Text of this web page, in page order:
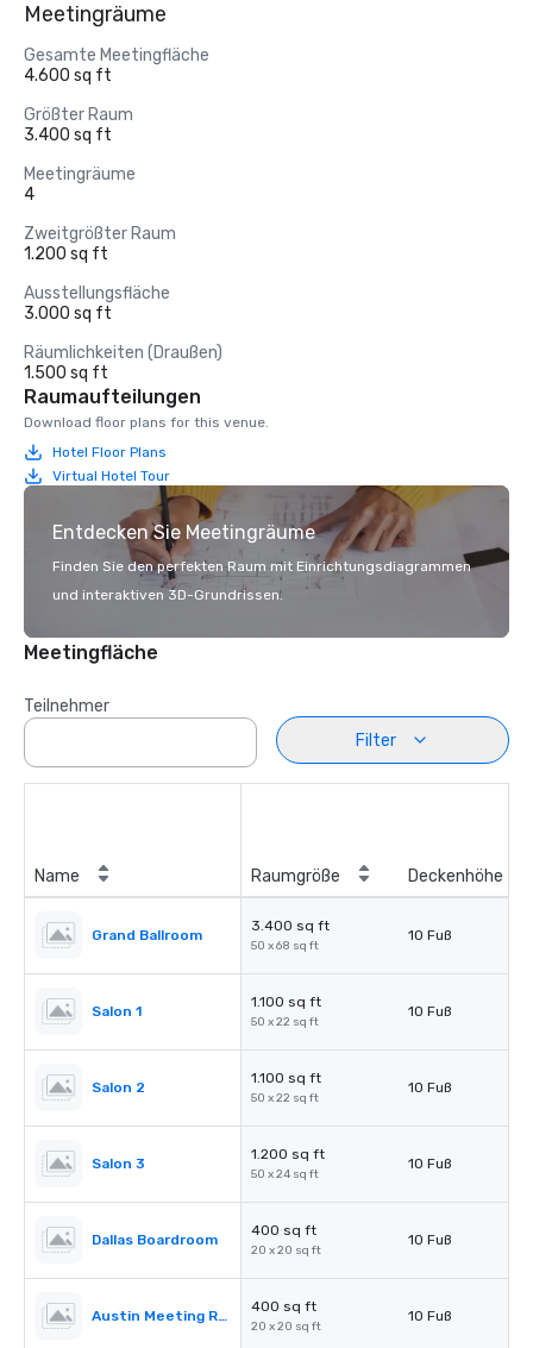
Meetingräume
Gesamte Meetingfläche
4.600 sq ft
Größter Raum
3.400 sq ft
Meetingräume
4
Zweitgrößter Raum
1.200 sq ft
Ausstellungsfläche
3.000 sq ft
Räumlichkeiten (Draußen)
1.500 sq ft
Raumaufteilungen
Download floor plans for this venue.
Hotel Floor Plans
Virtual Hotel Tour
Entdecken Sie Meetingräume
Finden Sie den perfekten Raum mit Einrichtungsdiagrammen
und interaktiven 3D-Grundrissen.
Meetingfläche
Teilnehmer
Filter
Name Raumgröße Deckenhöhe
Grand Ballroom
3.400 sq ft
50 x 68 sq ft
10 Fuß
Salon 1
1.100 sq ft
50 x 22 sq ft
10 Fuß
Salon 2
1.100 sq ft
50 x 22 sq ft
10 Fuß
Salon 3
1.200 sq ft
50 x 24 sq ft
10 Fuß
Dallas Boardroom
400 sq ft
20 x 20 sq ft
10 Fuß
Austin Meeting Room
400 sq ft
20 x 20 sq ft
10 Fuß